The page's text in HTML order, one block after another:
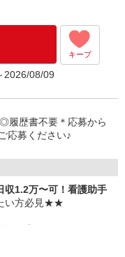
キープ
2026/08/09
履歴書不要＊応募から
応募ください♪
収1.2万〜可！看護助手
い方必見★★